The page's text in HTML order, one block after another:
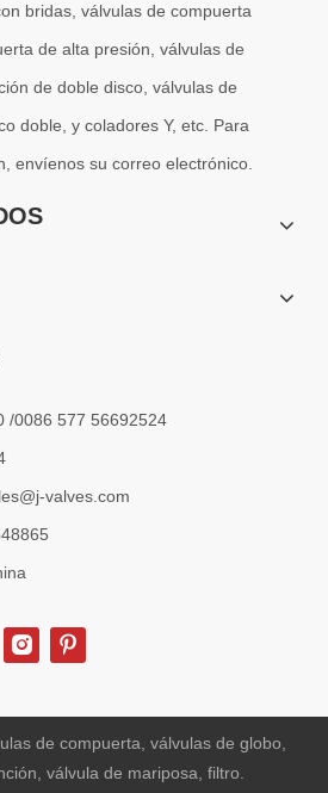
y de baja temperatura, los
Diseño, rendimiento y aplicaciones de válvulas de compuerta industriales en sistemas de tuberías de alta presión
son una de las válvulas de
bridas, válvulas de compuerta
de alta presión, válvulas de
de doble disco, válvulas de
doble, y coladores Y, etc. Para
envíenos su correo electrónico.
/0086 577 56692524
valves.com
de compuerta, válvulas de globo,
válvula de mariposa, filtro.